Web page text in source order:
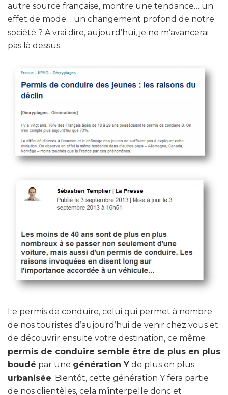
autre source française, montre une tendance… un
effet de mode… un changement profond de notre
société ? A vrai dire, aujourd’hui, je ne m’avancerai
pas là dessus.
Le permis de conduire, celui qui permet à nombre
de nos touristes d’aujourd’hui de venir chez vous et
de découvrir ensuite votre destination, ce même
permis de conduire semble être de plus en plus
boudé par une génération Y de plus en plus
urbanisée. Bientôt, cette génération Y fera partie
de nos clientèles, cela m’interpelle donc et